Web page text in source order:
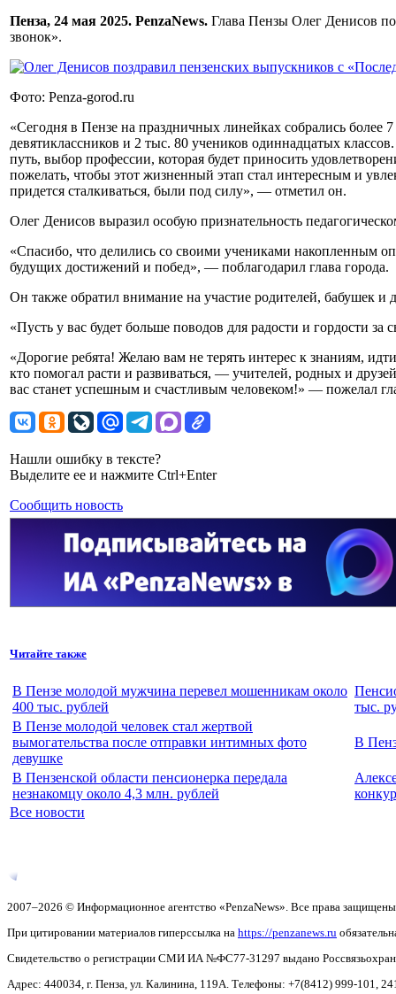
Пенза, 24 мая 2025. PenzaNews. Глава Пензы Олег Денисов
звонок».
Фото: Penza-gorod.ru
«Сегодня в Пензе на праздничных линейках собрались более
девятиклассников и 2 тыс. 80 учеников одиннадцатых
путь, выбор профессии, которая будет приносить
пожелать, чтобы этот жизненный этап стал интересным и
придется сталкиваться, были под силу», — отметил он.
Олег Денисов выразил особую признательность
«Спасибо, что делились со своими учениками накопленным
будущих достижений и побед», — поблагодарил глава города.
Он также обратил внимание на участие родителей, бабушек
«Пусть у вас будет больше поводов для радости и гордости
«Дорогие ребята! Желаю вам не терять интерес к знаниям,
кто помогал расти и развиваться, — учителей, родных и
вас станет успешным и счастливым человеком!» — пожелал
Нашли ошибку в тексте?
Выделите ее и нажмите Ctrl+Enter
Сообщить новость
Читайте также
В Пензе молодой мужчина перевел мошенникам около
400 тыс. рублей
тыс.
В Пензе молодой человек стал жертвой
вымогательства после отправки интимных фото
девушке
В
В Пензенской области пенсионерка передала
незнакомцу около 4,3 млн. рублей
Все новости
2007–2026 © Информационное агентство «PenzaNews». Все права
При цитировании материалов гиперссылка на https://penzanews.ru
Свидетельство о регистрации СМИ ИА №ФС77-31297 выдано
Адрес: 440034, г. Пенза, ул. Калинина, 119А. Телефоны: +7(8412) 999-101,